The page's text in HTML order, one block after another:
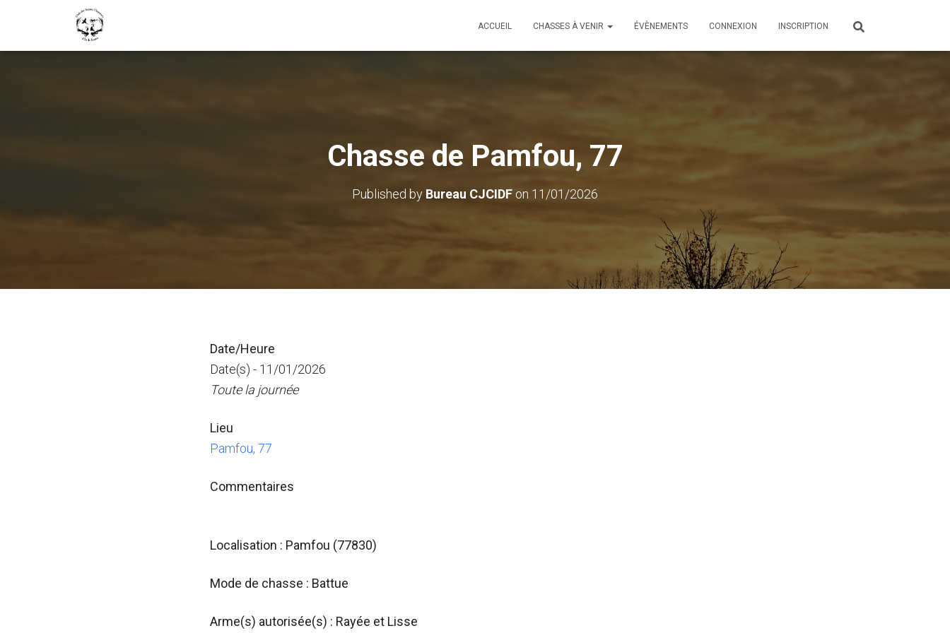
ACCUEIL CHASSES À VENIR ÉVÈNEMENTS CONNEXION INSCRIPTION
Chasse de Pamfou, 77
Published by Bureau CJCIDF on 11/01/2026
Date/Heure
Date(s) - 11/01/2026
Toute la journée
Lieu
Pamfou, 77
Commentaires
Localisation : Pamfou (77830)
Mode de chasse : Battue
Arme(s) autorisée(s) : Rayée et Lisse